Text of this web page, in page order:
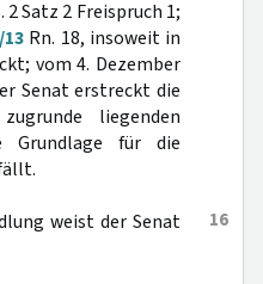
2 Satz 2 Freispruch 1;
Rn. 18, insoweit in
vom 4. Dezember
Senat erstreckt die
liegenden
Grundlage für die
16
weist der Senat